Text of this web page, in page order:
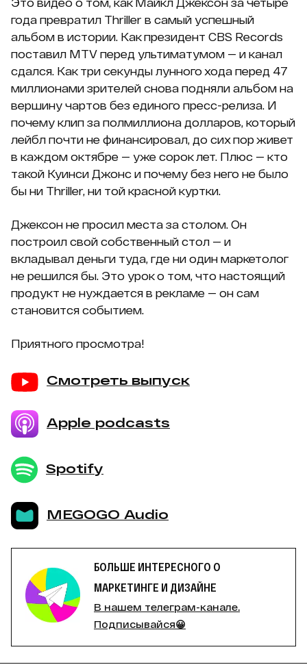
Это видео о том, как Майкл Джексон за четыре
года превратил Thriller в самый успешный
альбом в истории. Как президент CBS Records
поставил MTV перед ультиматумом — и канал
сдался. Как три секунды лунного хода перед 47
миллионами зрителей снова подняли альбом на
вершину чартов без единого пресс-релиза. И
почему клип за полмиллиона долларов, который
лейбл почти не финансировал, до сих пор живет
в каждом октябре — уже сорок лет. Плюс — кто
такой Куинси Джонс и почему без него не было
бы ни Thriller, ни той красной куртки.
Джексон не просил места за столом. Он
построил свой собственный стол — и
вкладывал деньги туда, где ни один маркетолог
не решился бы. Это урок о том, что настоящий
продукт не нуждается в рекламе — он сам
становится событием.
Приятного просмотра!
Смотреть выпуск
Apple podcasts
Spotify
MEGOGO Audio
БОЛЬШЕ ИНТЕРЕСНОГО О
МАРКЕТИНГЕ И ДИЗАЙНЕ
В нашем телеграм-канале.
Подписывайся😀